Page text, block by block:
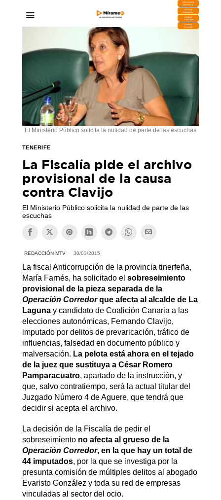
DESCARGA
MIRAPLAY
Buzón de
Sugerencias
Contratar
Publicidad
Contacto
Comercial
El Ministerio Público solicita la nulidad de parte de las escuchas
TENERIFE
La Fiscalía pide el archivo
provisional de la causa
contra Clavijo
El Ministerio Público solicita la nulidad de parte de las
escuchas
REDACCIÓN MTV 30/03/2015
La fiscal Anticorrupción de la provincia tinerfeña,
María Farnés, ha solicitado el sobreseimiento
provisional de la pieza separada de la
Operación Corredorque afecta al alcalde de La
Lagunay candidato de Coalición Canaria a las
elecciones autonómicas, Fernando Clavijo,
imputado por delitos de prevaricación, tráfico de
influencias, falsedad en documento público y
malversación. La pelota está ahora en el tejado
de la juez que sustituya a César Romero
Pamparacuatro, apartado de la instrucción, y
que, salvo contratiempo, será la actual titular del
Juzgado Número 4 de Aguere, que tendrá que
decidir si acepta el archivo.
La decisión de la Fiscalía de pedir el
sobreseimientono afecta al grueso de la
Operación Corredor, en la que hay un total de
44 imputados, por la que se investiga por la
presunta comisión de múltiples delitos al abogado
Evaristo González y toda su red de empresas
vinculadas al sector del ocio.